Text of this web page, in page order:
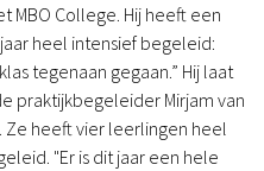
MBO College. Hij heeft een
heel intensief begeleid:
tegenaan gegaan.” Hij laat
praktijkbegeleider Mirjam van
Ze heeft vier leerlingen heel
"Er is dit jaar een hele